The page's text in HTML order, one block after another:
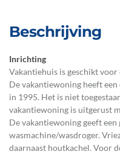
Beschrijving
Inrichting
Vakantiehuis is geschikt
De vakantiewoning heeft
in 1995. Het is niet
vakantiewoning is uitgerust
De vakantiewoning geeft
wasmachine/wasdroger.
daarnaast houtkachel. Voor